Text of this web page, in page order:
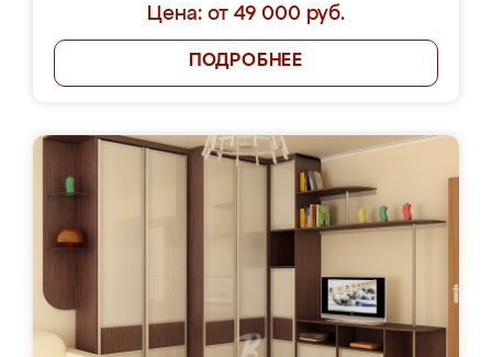
Цена: от 49 000 руб.
ПОДРОБНЕЕ